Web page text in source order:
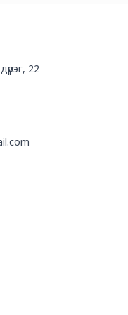
22